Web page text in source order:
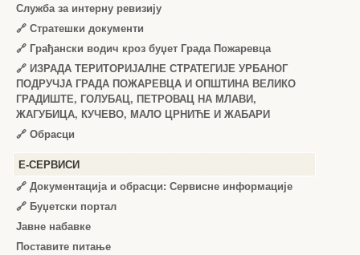
Служба за интерну ревизију
🔗 Стратешки документи
🔗 Грађански водич кроз буџет Града Пожаревца
🔗 ИЗРАДА ТЕРИТОРИЈАЛНЕ СТРАТЕГИЈЕ УРБАНОГ
ПОДРУЧЈА ГРАДА ПОЖАРЕВЦА И ОПШТИНА ВЕЛИКО
ГРАДИШТЕ, ГОЛУБАЦ, ПЕТРОВАЦ НА МЛАВИ,
ЖАГУБИЦА, КУЧЕВО, МАЛО ЦРНИЋЕ И ЖАБАРИ
🔗 Обрасци
Е-СЕРВИСИ
🔗 Документација и обрасци: Сервисне информације
🔗 Буџетски портал
Јавне набавке
Поставите питање